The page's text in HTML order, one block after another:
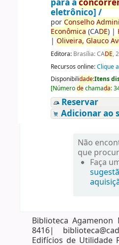
para a
eletrônico] /
porConselho
Econômica (CADE)|
| Oliveira, Glauco
Editora: Brasília: CADE,
Recursos online:Clique
Disponibilidade:Itens
[Númerodechamada:
Reservar
Adicionar ao
Não
que
Faça
Biblioteca Agamenon
8416|
Edifícios de Utilidade